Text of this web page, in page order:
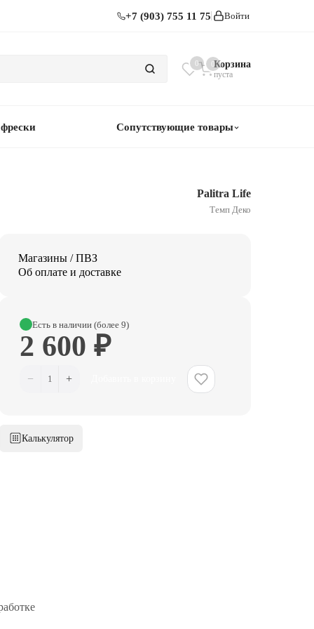
+7 (903) 755 11 75 Войти
0 0Корзина
пуста
Сопутствующие товары
Palitra Life
Темп Деко
Магазины / ПВЗ
Об оплате и доставке
Есть в наличии (более 9)
2 600 ₽
− 1 +
Калькулятор